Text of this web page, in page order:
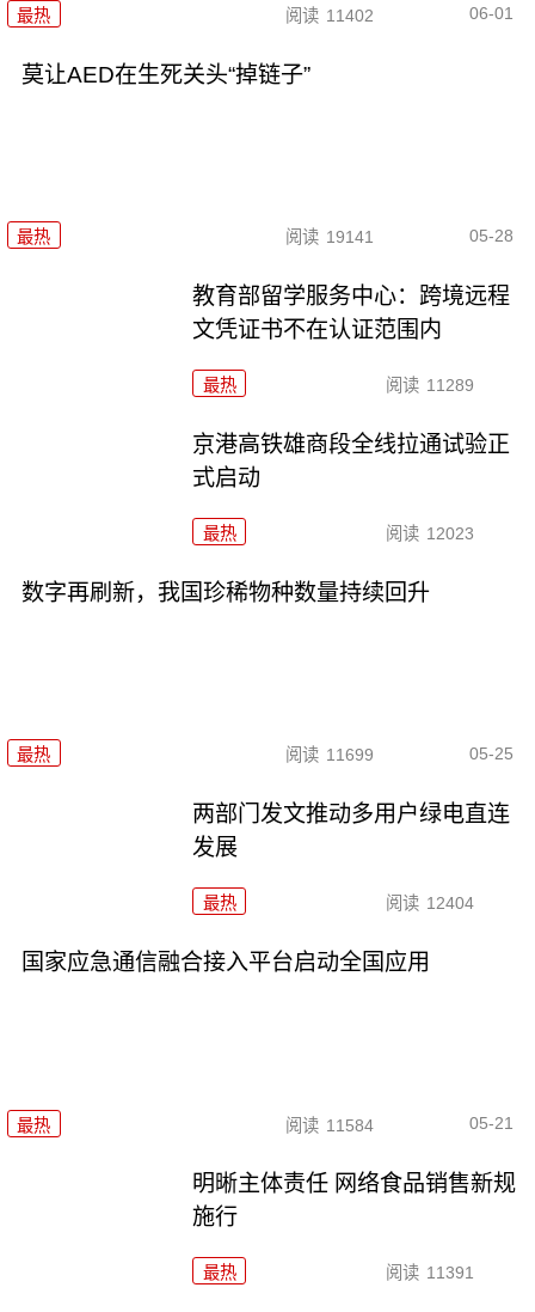
最热 阅读 11402 06-01
莫让AED在生死关头“掉链子”
最热 阅读 19141 05-28
教育部留学服务中心：跨境远程
文凭证书不在认证范围内
最热 阅读 11289
京港高铁雄商段全线拉通试验正
式启动
最热 阅读 12023
数字再刷新，我国珍稀物种数量持续回升
最热 阅读 11699 05-25
两部门发文推动多用户绿电直连
发展
最热 阅读 12404
国家应急通信融合接入平台启动全国应用
最热 阅读 11584 05-21
明晰主体责任 网络食品销售新规
施行
最热 阅读 11391